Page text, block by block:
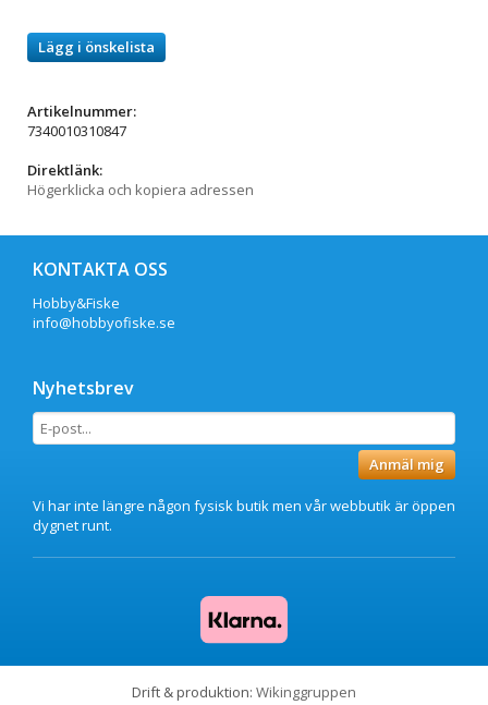
Lägg i önskelista
Artikelnummer:
7340010310847
Direktlänk:
Högerklicka och kopiera adressen
KONTAKTA OSS
Hobby&Fiske
info@hobbyofiske.se
Nyhetsbrev
Anmäl mig
Vi har inte längre någon fysisk butik men vår webbutik är öppen
dygnet runt.
Drift & produktion: Wikinggruppen